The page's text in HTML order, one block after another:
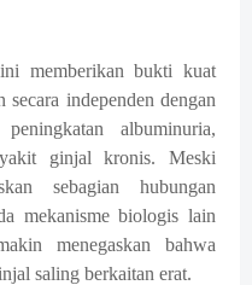
memberikan bukti kuat
independen dengan
albuminuria,
ginjal kronis. Meski
sebagian hubungan
mekanisme biologis lain
menegaskan bahwa
saling berkaitan erat.